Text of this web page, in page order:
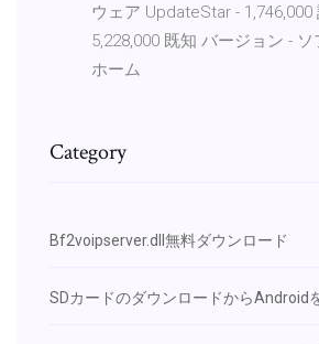
ウェア UpdateStar -
5,228,000 既知 バージョン -
ホーム
Category
Bf2voipserver.dll無料ダウンロード
SDカードのダウンロードからAndroid